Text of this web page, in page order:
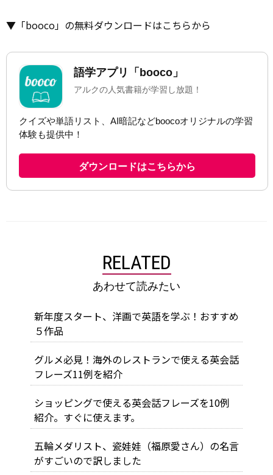
▼「booco」の無料ダウンロードはこちらから
RELATED
あわせて読みたい
新年度スタート、洋画で英語を学ぶ！おすすめ
５作品
グルメ必見！海外のレストランで使える英会話
フレーズ11例を紹介
ショッピングで使える英会話フレーズを10例
紹介。すぐに使えます。
五輪メダリスト、瓷娃娃（福原愛さん）の名言
がすごいので訳しました